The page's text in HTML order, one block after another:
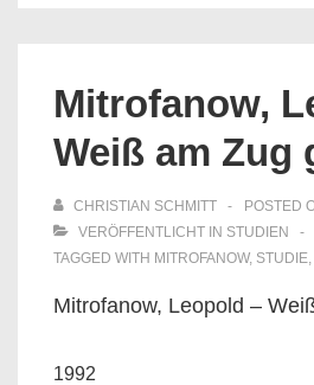
Mitrofanow,
Weiß am Zug
CHRISTIAN SCHMITT POSTED
VERÖFFENTLICHT IN STUDIEN
TAGGED WITH MITROFANOW, STUDIE,
Mitrofanow, Leopold –
1992